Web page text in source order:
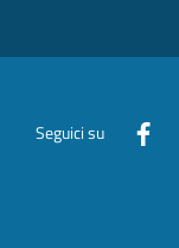
Seguici su